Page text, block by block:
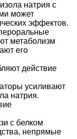
натрия с
может
эффектов.
метаболизм
его
действие
усиливают
натрия.
с белком
непрямые